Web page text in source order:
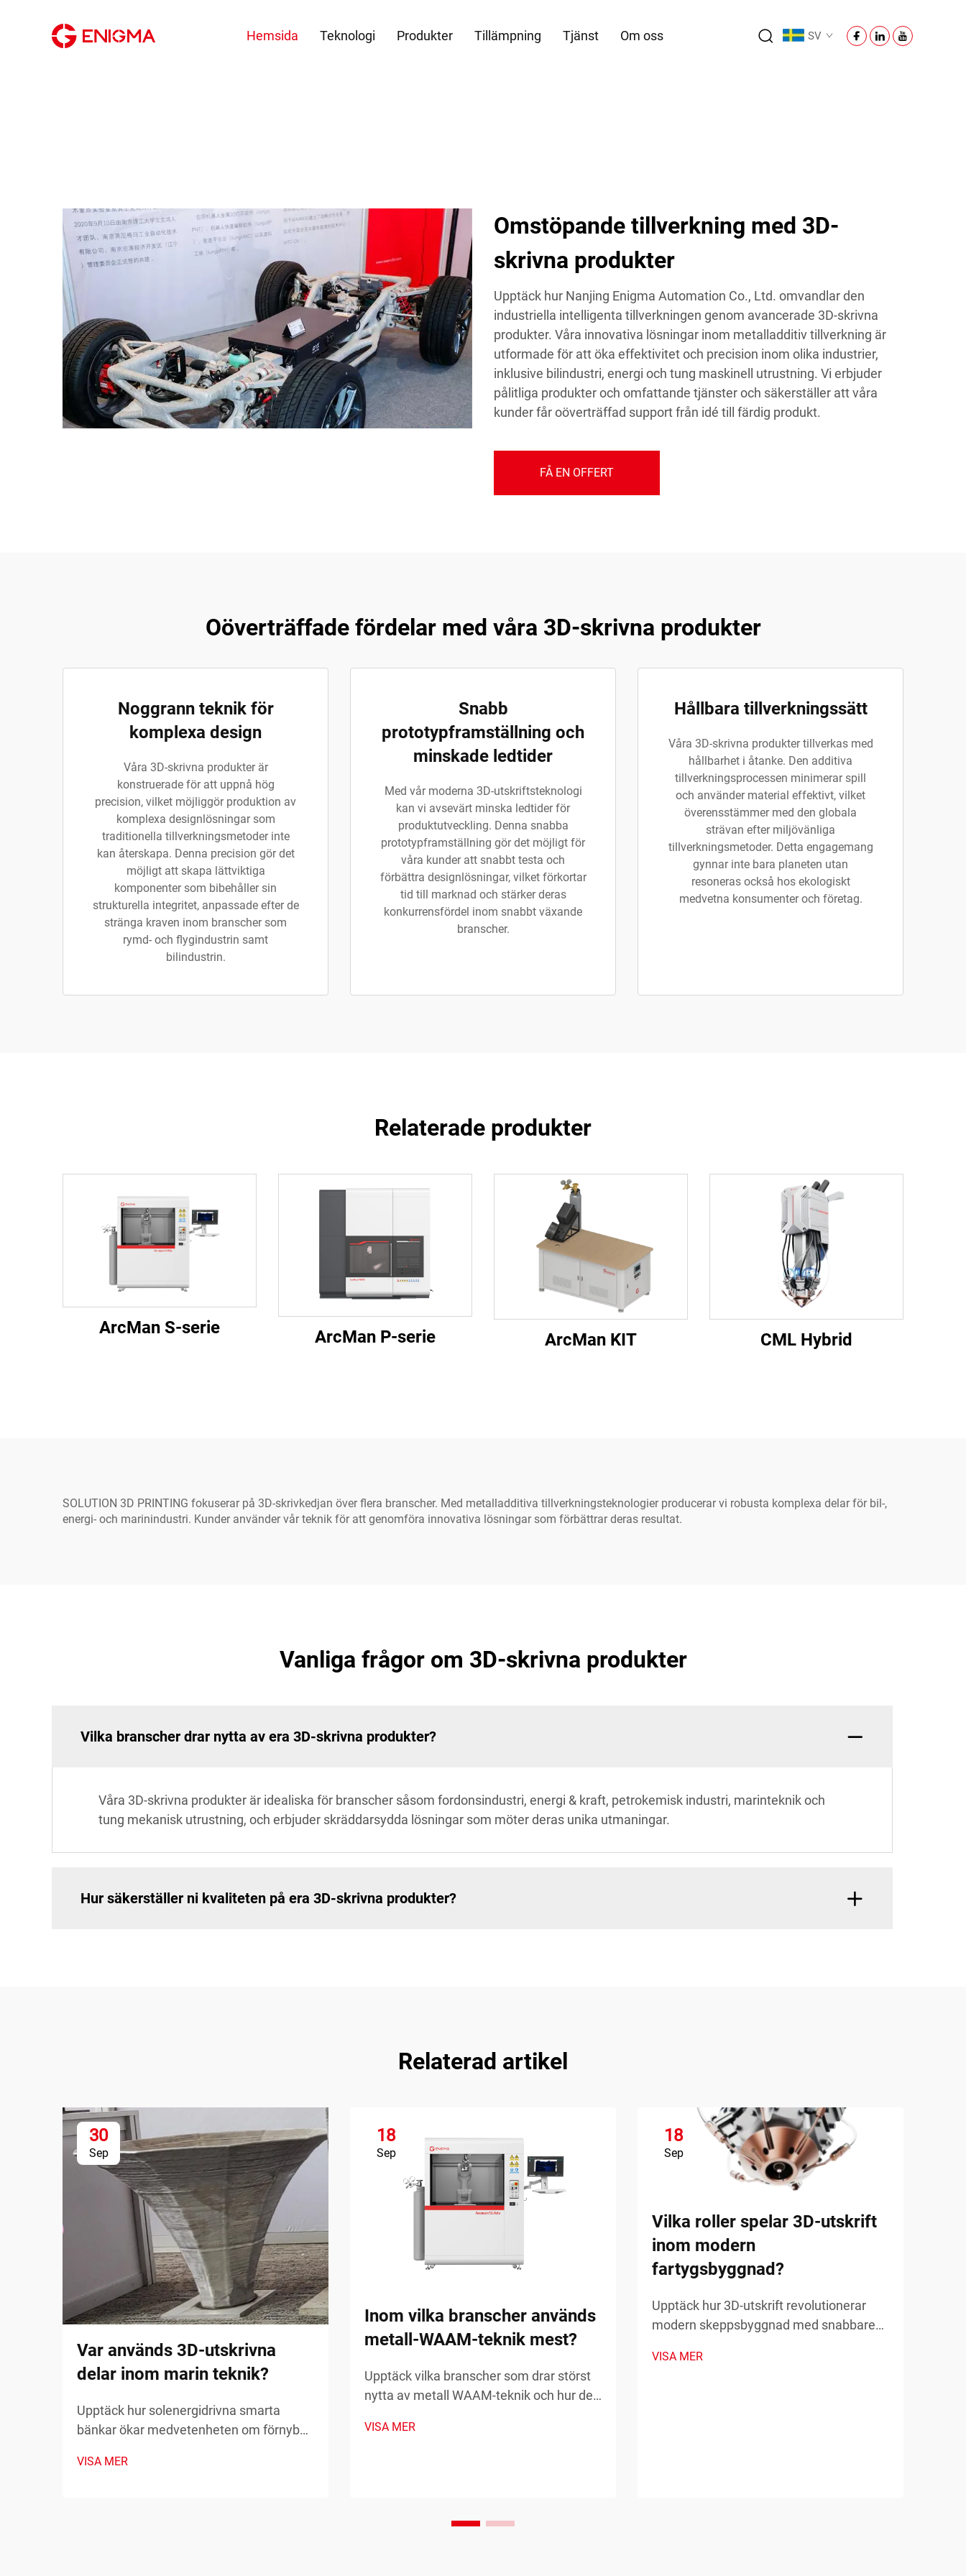
Hemsida Teknologi Produkter Tillämpning Tjänst Om oss SV
Omstöpande tillverkning med 3D-
skrivna produkter
Upptäck hur Nanjing Enigma Automation Co., Ltd. omvandlar den
industriella intelligenta tillverkningen genom avancerade 3D-skrivna
produkter. Våra innovativa lösningar inom metalladditiv tillverkning är
utformade för att öka effektivitet och precision inom olika industrier,
inklusive bilindustri, energi och tung maskinell utrustning. Vi erbjuder
pålitliga produkter och omfattande tjänster och säkerställer att våra
kunder får oöverträffad support från idé till färdig produkt.
FÅ EN OFFERT
Oöverträffade fördelar med våra 3D-skrivna produkter
Noggrann teknik för
komplexa design
Våra 3D-skrivna produkter är
konstruerade för att uppnå hög
precision, vilket möjliggör produktion av
komplexa designlösningar som
traditionella tillverkningsmetoder inte
kan återskapa. Denna precision gör det
möjligt att skapa lättviktiga
komponenter som bibehåller sin
strukturella integritet, anpassade efter de
stränga kraven inom branscher som
rymd- och flygindustrin samt
bilindustrin.
Snabb
prototypframställning och
minskade ledtider
Med vår moderna 3D-utskriftsteknologi
kan vi avsevärt minska ledtider för
produktutveckling. Denna snabba
prototypframställning gör det möjligt för
våra kunder att snabbt testa och
förbättra designlösningar, vilket förkortar
tid till marknad och stärker deras
konkurrensfördel inom snabbt växande
branscher.
Hållbara tillverkningssätt
Våra 3D-skrivna produkter tillverkas med
hållbarhet i åtanke. Den additiva
tillverkningsprocessen minimerar spill
och använder material effektivt, vilket
överensstämmer med den globala
strävan efter miljövänliga
tillverkningsmetoder. Detta engagemang
gynnar inte bara planeten utan
resoneras också hos ekologiskt
medvetna konsumenter och företag.
Relaterade produkter
ArcMan S-serie ArcMan P-serie ArcMan KIT CML Hybrid
SOLUTION 3D PRINTING fokuserar på 3D-skrivkedjan över flera branscher. Med metalladditiva tillverkningsteknologier producerar vi robusta komplexa delar för bil-,
energi- och marinindustri. Kunder använder vår teknik för att genomföra innovativa lösningar som förbättrar deras resultat.
Vanliga frågor om 3D-skrivna produkter
Vilka branscher drar nytta av era 3D-skrivna produkter?
Våra 3D-skrivna produkter är idealiska för branscher såsom fordonsindustri, energi & kraft, petrokemisk industri, marinteknik och
tung mekanisk utrustning, och erbjuder skräddarsydda lösningar som möter deras unika utmaningar.
Hur säkerställer ni kvaliteten på era 3D-skrivna produkter?
Relaterad artikel
30
Sep
Var används 3D-utskrivna
delar inom marin teknik?
Upptäck hur solenergidrivna smarta
bänkar ökar medvetenheten om förnybar
hållbarhet och samhällsengagemang.
VISA MER
18
Sep
Inom vilka branscher används
metall-WAAM-teknik mest?
Upptäck vilka branscher som drar störst
nytta av metall WAAM-teknik och hur den
verkliga tillämpningar och fördelar. Läs
VISA MER
18
Sep
Vilka roller spelar 3D-utskrift
inom modern
fartygsbyggnad?
Upptäck hur 3D-utskrift revolutionerar
modern skeppsbyggnad med snabbare
kostnadsbesparingar och produktion av
VISA MER